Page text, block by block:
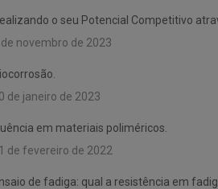
o seu Potencial Competitivo
de novembro de 2023
de janeiro de 2023
em materiais poliméricos.
de fevereiro de 2022
de fadiga: qual a resistência em